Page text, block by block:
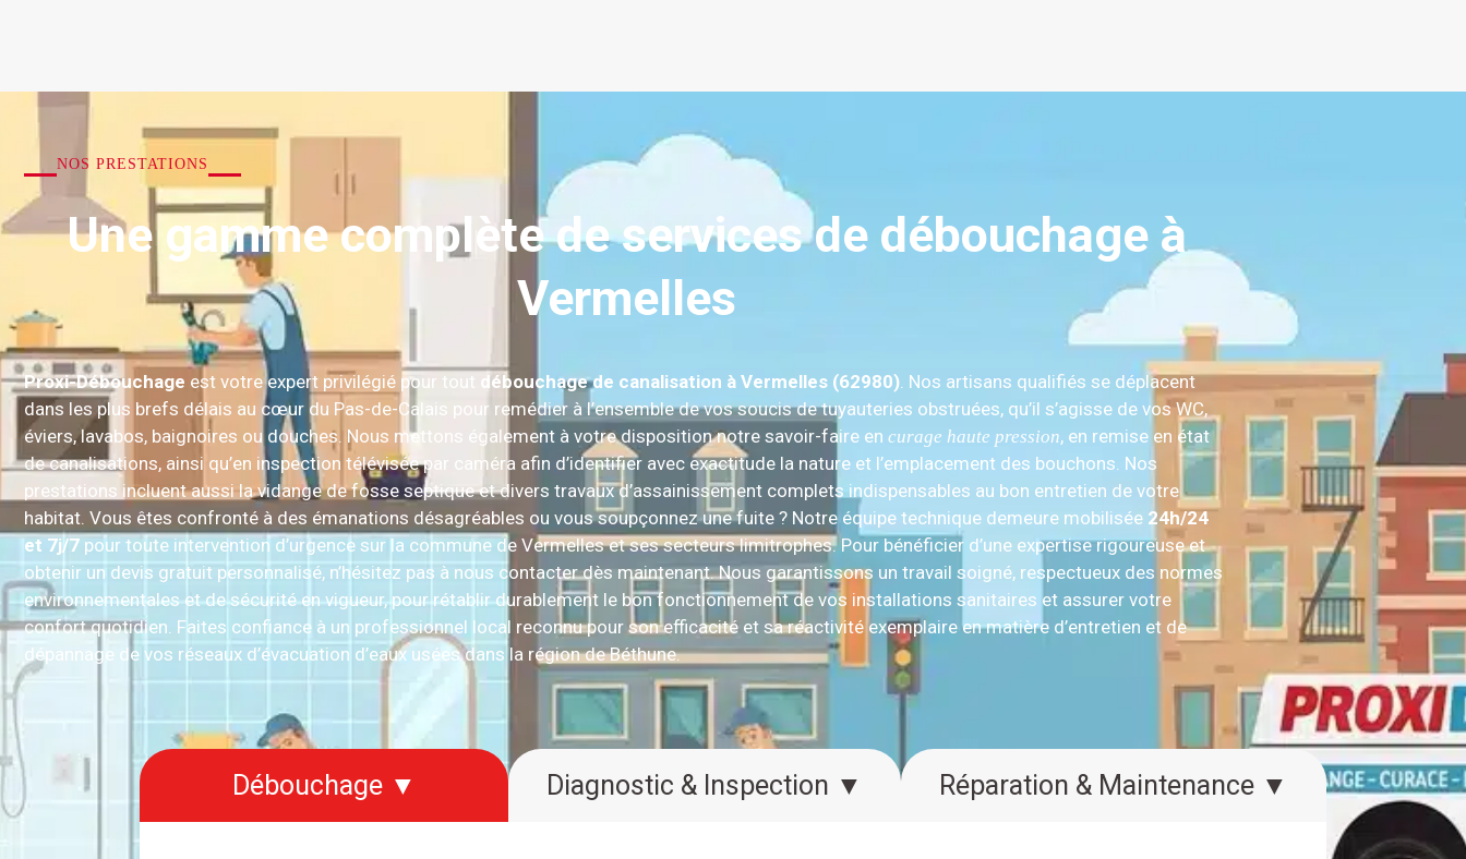
NOS PRESTATIONS
Une gamme complète de services de débouchage à
Vermelles
Proxi-Débouchage est votre expert privilégié pour tout débouchage de canalisation à Vermelles (62980) . Nos artisans qualifiés se déplacent
dans les plus brefs délais au cœur du Pas-de-Calais pour remédier à l’ensemble de vos soucis de tuyauteries obstruées, qu’il s’agisse de vos WC,
éviers, lavabos, baignoires ou douches. Nous mettons également à votre disposition notre savoir-faire en curage haute pression, en remise en état
de canalisations, ainsi qu’en inspection télévisée par caméra afin d’identifier avec exactitude la nature et l’emplacement des bouchons. Nos
prestations incluent aussi la vidange de fosse septique et divers travaux d’assainissement complets indispensables au bon entretien de votre
habitat. Vous êtes confronté à des émanations désagréables ou vous soupçonnez une fuite ? Notre équipe technique demeure mobilisée 24h/24
et 7j/7 pour toute intervention d’urgence sur la commune de Vermelles et ses secteurs limitrophes. Pour bénéficier d’une expertise rigoureuse et
obtenir un devis gratuit personnalisé, n’hésitez pas à nous contacter dès maintenant. Nous garantissons un travail soigné, respectueux des normes
environnementales et de sécurité en vigueur, pour rétablir durablement le bon fonctionnement de vos installations sanitaires et assurer votre
confort quotidien. Faites confiance à un professionnel local reconnu pour son efficacité et sa réactivité exemplaire en matière d’entretien et de
dépannage de vos réseaux d’évacuation d’eaux usées dans la région de Béthune.
Débouchage ▼ Diagnostic & Inspection ▼ Réparation & Maintenance ▼